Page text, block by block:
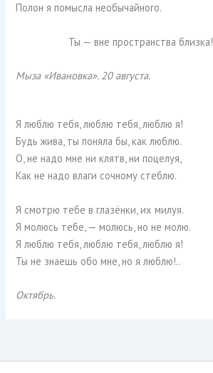
Полон я помысла необычайного.
Ты — вне пространства близка!
Мыза «Ивановка». 20 августа.
Я люблю тебя, люблю тебя, люблю я!
Будь жива, ты поняла бы, как люблю.
О, не надо мне ни клятв, ни поцелуя,
Как не надо влаги сочному стеблю.
Я смотрю тебе в глазёнки, их милуя.
Я молюсь тебе, — молюсь, но не молю.
Я люблю тебя, люблю тебя, люблю я!
Ты не знаешь обо мне, но я люблю!..
Октябрь.